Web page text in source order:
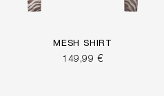
MESH SHIRT
149,99 €